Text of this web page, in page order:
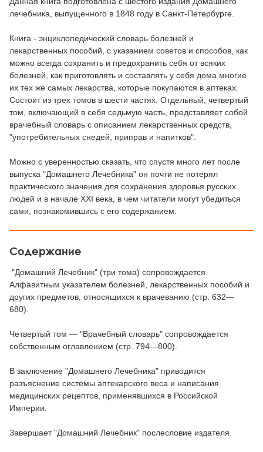
лечебника, выпущенного в 1848 году в Санкт-Петербурге.
Книга - энциклопедический словарь болезней и
лекарственных пособий, с указанием советов и способов, как
можно всегда сохранить и предохранить себя от всяких
болезней, как приготовлять и составлять у себя дома многие
их тех же самых лекарства, которые покупаются в аптеках.
Состоит из трех томов в шести частях. Отдельный, четвертый
том, включающий в себя седьмую часть, представляет собой
врачебный словарь с описанием лекарственных средств,
"употребительных снедей, приправ и напитков".
Можно с уверенностью сказать, что спустя много лет после
выпуска "Домашнего Лечебника" он почти не потерял
практического значения для сохранения здоровья русских
людей и в начале XXI века, в чем читатели могут убедиться
сами, познакомившись с его содержанием.
Содержание
"Домашний Лечебник" (три тома) сопровождается
Алфавитным указателем болезней, лекарственных пособий и
других предметов, относящихся к врачеванию (стр. 632—
680).
Четвертый том — "Врачебный словарь" сопровождается
собственным оглавлением (стр. 794—800).
В заключение "Домашнего Лечебника" приводится
разъяснение системы аптекарского веса и написания
медицинских рецептов, применявшихся в Российской
Империи.
Завершает "Домашний Лечебник" послесловие издателя.